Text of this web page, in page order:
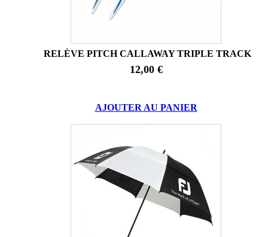
RELÈVE PITCH CALLAWAY TRIPLE TRACK
12,00 €
AJOUTER AU PANIER